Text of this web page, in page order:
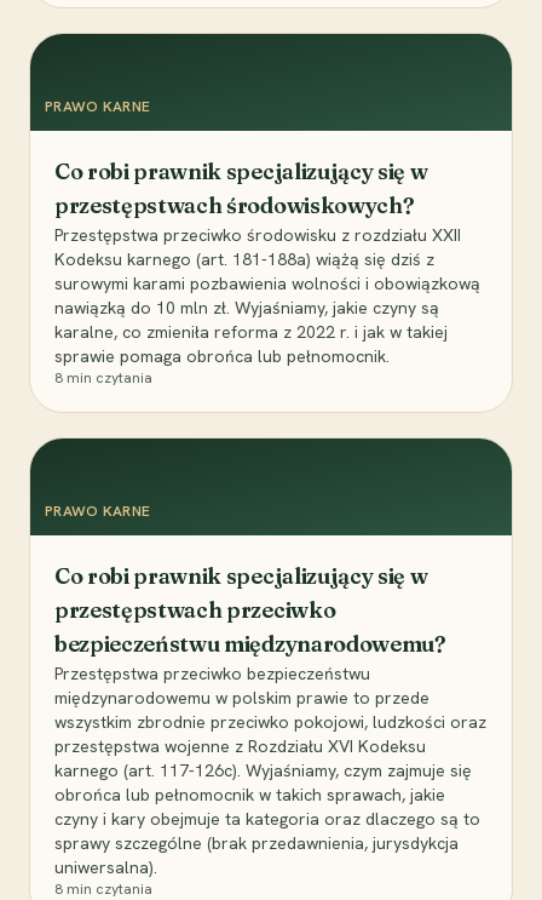
PRAWO KARNE
Co robi prawnik specjalizujący się w
przestępstwach środowiskowych?
Przestępstwa przeciwko środowisku z rozdziału XXII
Kodeksu karnego (art. 181-188a) wiążą się dziś z
surowymi karami pozbawienia wolności i obowiązkową
nawiązką do 10 mln zł. Wyjaśniamy, jakie czyny są
karalne, co zmieniła reforma z 2022 r. i jak w takiej
sprawie pomaga obrońca lub pełnomocnik.
8 min czytania
PRAWO KARNE
Co robi prawnik specjalizujący się w
przestępstwach przeciwko
bezpieczeństwu międzynarodowemu?
Przestępstwa przeciwko bezpieczeństwu
międzynarodowemu w polskim prawie to przede
wszystkim zbrodnie przeciwko pokojowi, ludzkości oraz
przestępstwa wojenne z Rozdziału XVI Kodeksu
karnego (art. 117-126c). Wyjaśniamy, czym zajmuje się
obrońca lub pełnomocnik w takich sprawach, jakie
czyny i kary obejmuje ta kategoria oraz dlaczego są to
sprawy szczególne (brak przedawnienia, jurysdykcja
uniwersalna).
8 min czytania